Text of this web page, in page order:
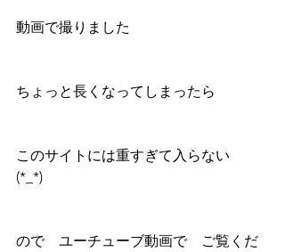
動画で撮りました
ちょっと長くなってしまったら
このサイトには重すぎて入らない
(*_*)
ので　ユーチューブ動画で　ご覧くだ